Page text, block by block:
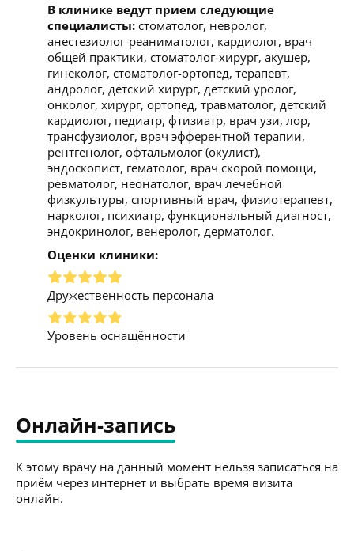
В клинике ведут прием следующие
специалисты: стоматолог, невролог,
анестезиолог-реаниматолог, кардиолог, врач
общей практики, стоматолог-хирург, акушер,
гинеколог, стоматолог-ортопед, терапевт,
андролог, детский хирург, детский уролог,
онколог, хирург, ортопед, травматолог, детский
кардиолог, педиатр, фтизиатр, врач узи, лор,
трансфузиолог, врач эфферентной терапии,
рентгенолог, офтальмолог (окулист),
эндоскопист, гематолог, врач скорой помощи,
ревматолог, неонатолог, врач лечебной
физкультуры, спортивный врач, физиотерапевт,
нарколог, психиатр, функциональный диагност,
эндокринолог, венеролог, дерматолог.
Оценки клиники:
Дружественность персонала
Уровень оснащённости
Онлайн-запись
К этому врачу на данный момент нельзя записаться на
приём через интернет и выбрать время визита
онлайн.